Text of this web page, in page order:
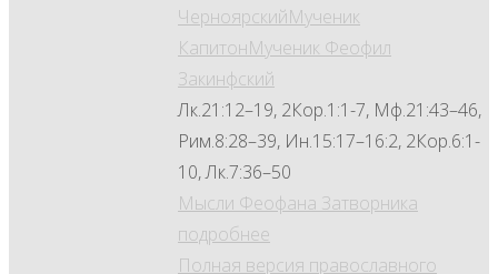
ЧерноярскийМученик
КапитонМученик Феофил
Закинфский
Лк.21:12–19, 2Кор.1:1-7, Мф.21:43–46,
Рим.8:28–39, Ин.15:17–16:2, 2Кор.6:1-
10, Лк.7:36–50
Мысли Феофана Затворника
подробнее
Полная версия православного